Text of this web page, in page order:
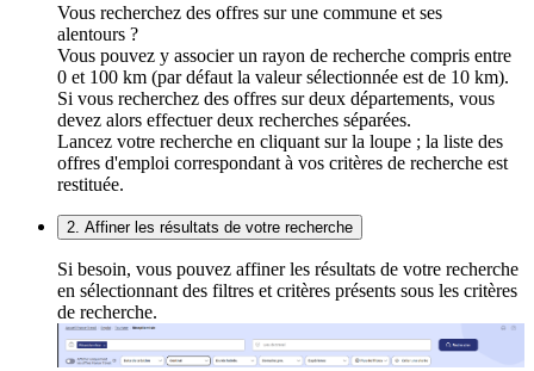
Vous recherchez des offres sur une commune et ses
alentours ?
Vous pouvez y associer un rayon de recherche compris entre
0 et 100 km (par défaut la valeur sélectionnée est de 10 km).
Si vous recherchez des offres sur deux départements, vous
devez alors effectuer deux recherches séparées.
Lancez votre recherche en cliquant sur la loupe ; la liste des
offres d'emploi correspondant à vos critères de recherche est
restituée.
2. Affiner les résultats de votre recherche
Si besoin, vous pouvez affiner les résultats de votre recherche
en sélectionnant des filtres et critères présents sous les critères
de recherche.